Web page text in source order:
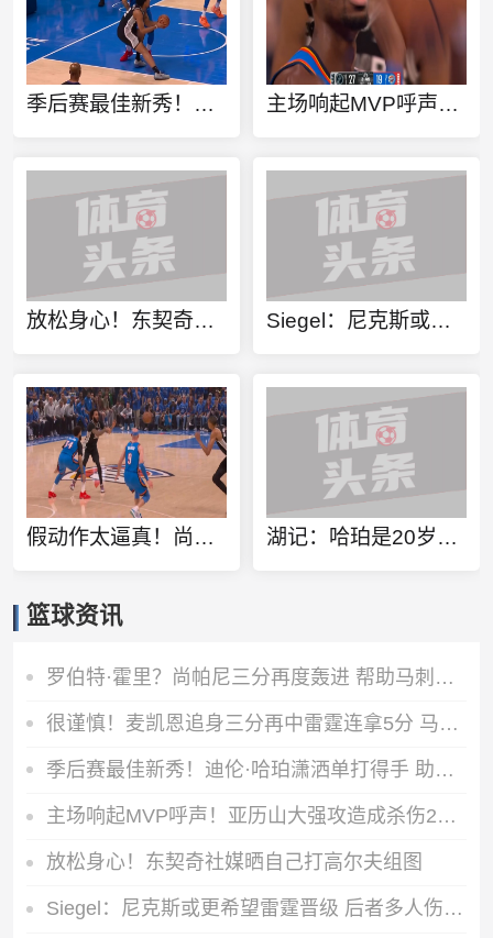
季后赛最佳新秀！迪伦·哈珀潇洒单打得手 助马刺打破得分荒 主场响起MVP呼声！亚历山大强攻造成杀伤2罚都有 雷霆打出7-0攻势
放松身心！东契奇社媒晒自己打高尔夫组图 Siegel：尼克斯或更希望雷霆晋级 后者多人伤缺&第二组织者有短板
假动作太逼真！尚帕尼虚晃文班选择内切配合失误直接出界 湖记：哈珀是20岁的新秀 但表现得像已经在联盟征战了7年的老将
篮球资讯
罗伯特·霍里？尚帕尼三分再度轰进 帮助马刺稳定军心
很谨慎！麦凯恩追身三分再中雷霆连拿5分 马刺迅速喊停
季后赛最佳新秀！迪伦·哈珀潇洒单打得手 助马刺打破得分荒
主场响起MVP呼声！亚历山大强攻造成杀伤2罚都有 雷霆打出7-0攻势
放松身心！东契奇社媒晒自己打高尔夫组图
Siegel：尼克斯或更希望雷霆晋级 后者多人伤缺&第二组织者有短板